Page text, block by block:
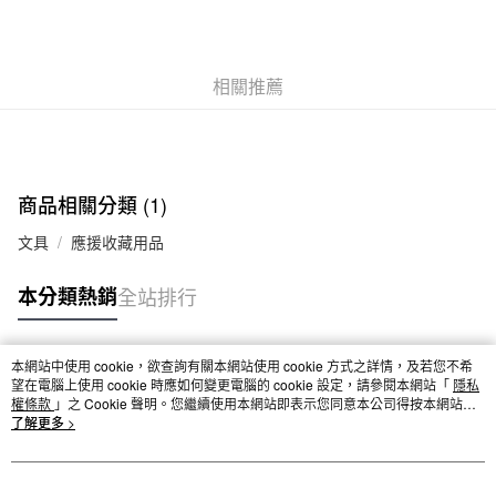
免運費
相關推薦
商品相關分類 (1)
文具 應援收藏用品
本分類熱銷全站排行
熱門標籤
本網站中使用 cookie，欲查詢有關本網站使用 cookie 方式之詳情，及若您不希
望在電腦上使用 cookie 時應如何變更電腦的 cookie 設定，請參閱本網站「 隱私
權條款 」之 Cookie 聲明。您繼續使用本網站即表示您同意本公司得按本網站使
用條款之 Cookie 聲明使用 cookie。
了解更多 >